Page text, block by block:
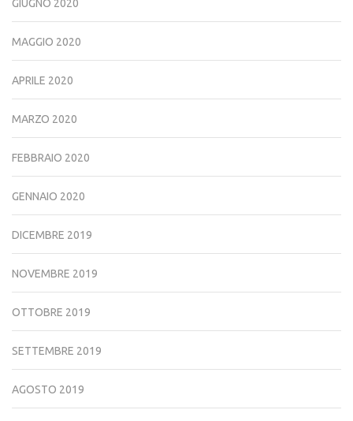
GIUGNO 2020
MAGGIO 2020
APRILE 2020
MARZO 2020
FEBBRAIO 2020
GENNAIO 2020
DICEMBRE 2019
NOVEMBRE 2019
OTTOBRE 2019
SETTEMBRE 2019
AGOSTO 2019